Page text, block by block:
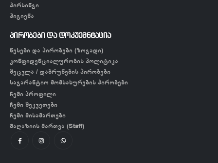
პირსინგი
ჰიგიენა
პირობები და დოკუემნტაცია
წესები და პირობები (ზოგადი)
კონფიდენციალურობის პოლიტიკა
შეცვლა / დაბრუნების პირობები
საგარანტიო მომსახურების პირობები
ჩემი პროფილი
ჩემი შეკვეთები
ჩემი მისამართები
მაღაზიის მართვა (Staff)